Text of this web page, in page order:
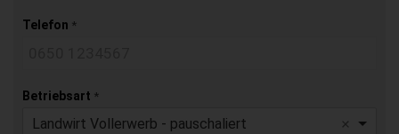
Telefon *
Betriebsart *
Landwirt Vollerwerb - pauschaliert